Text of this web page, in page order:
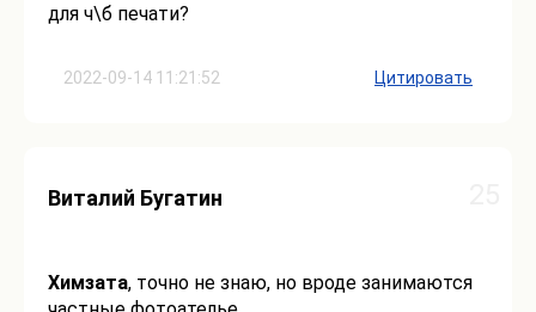
2022-09-14 11:21:52
для ч\б печати?
Цитировать
Виталий Бугатин
Химзата, точно не знаю, но вроде занимаются